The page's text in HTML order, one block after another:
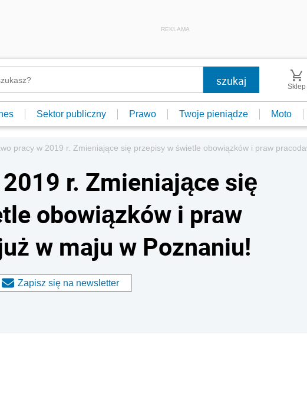
REKLAMA
Sklep
Sektor publiczny Prawo Twoje pieniądze Moto
pracy w 2019 r. Zmieniające się przepisy w świetle obowiązków i praw
r. Zmieniające się
obowiązków i praw
w maju w Poznaniu!
Zapisz się na newsletter